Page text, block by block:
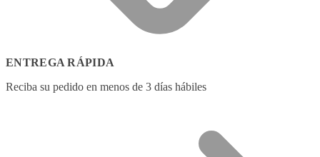
ENTREGA RÁPIDA
Reciba su pedido en menos de 3 días hábiles